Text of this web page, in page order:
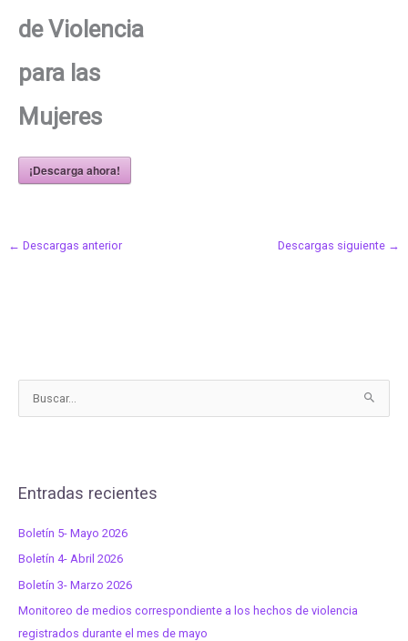
de Violencia
para las
Mujeres
¡Descarga ahora!
← Descargas anterior Descargas siguiente →
a
p
o
r
:
Entradas recientes
Boletín 5- Mayo 2026
Boletín 4- Abril 2026
Boletín 3- Marzo 2026
Monitoreo de medios correspondiente a los hechos de violencia
registrados durante el mes de mayo